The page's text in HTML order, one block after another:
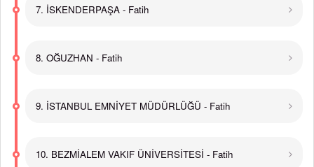
7. İSKENDERPAŞA - Fatih
8. OĞUZHAN - Fatih
9. İSTANBUL EMNİYET MÜDÜRLÜĞÜ - Fatih
10. BEZMİALEM VAKIF ÜNİVERSİTESİ - Fatih